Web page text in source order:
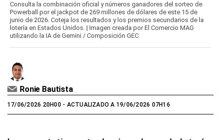
Consulta la combinación oficial y números ganadores del sorteo de
Powerball por el jackpot de 269 millones de dólares de este 15 de
junio de 2026. Coteja los resultados y los premios secundarios de la
lotería en Estados Unidos. | Imagen creada por El Comercio MAG
utilizando la IA de Gemini / Composición GEC
Ronie Bautista
17/06/2026 20H00- ACTUALIZADO A 19/06/2026 07H16